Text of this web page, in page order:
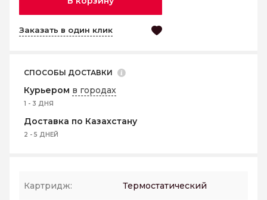
Заказать в один клик
СПОСОБЫ ДОСТАВКИ
Курьером в городах
1 - 3 ДНЯ
Доставка по Казахстану
2 - 5 ДНЕЙ
Картридж: Термостатический